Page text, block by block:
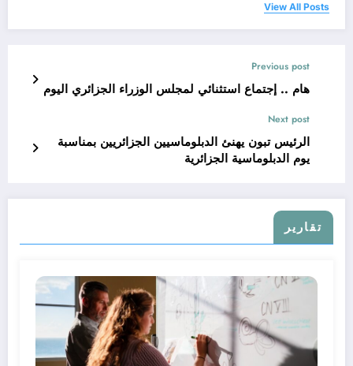
View All Posts
Previous post
هام .. إجتماع استثنائي لمجلس الوزراء الجزائري اليوم
Next post
الرئيس تبون يهنئ الدبلوماسيين الجزائريين بمناسبة
يوم الدبلوماسية الجزائرية
تقارير